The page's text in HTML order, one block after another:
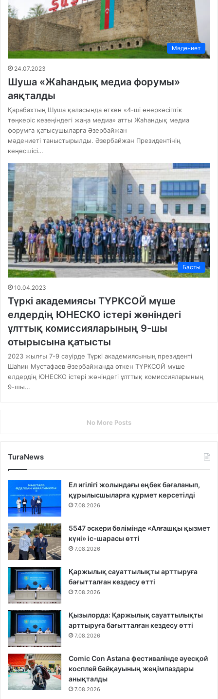
Мәдениет
24.07.2023
Шуша «Жаһандық медиа форумы»
аяқталды
Қарабахтың Шуша қаласында өткен «4-ші өнеркәсіптік
төңкеріс кезеңіндегі жаңа медиа» атты Жаһандық медиа
форумға қатысушыларға Әзербайжан
мәдениеті таныстырылды. Әзербайжан Президентінің
кеңесшісі…
Басты
10.04.2023
Түркі академиясы ТҮРКСОЙ мүше
елдердің ЮНЕСКО істері жөніндегі
ұлттық комиссияларының 9-шы
отырысына қатысты
2023 жылғы 7-9 сәуірде Түркі академиясының президенті
Шаһин Мустафаев Әзербайжанда өткен ТҮРКСОЙ мүше
елдердің ЮНЕСКО істері жөніндегі ұлттық комиссияларының
9-шы…
No More Posts
TuraNews
Ел игілігі жолындағы еңбек бағаланып,
құрылысшыларға құрмет көрсетілді
7.08.2026
5547 әскери бөлімінде «Алғашқы қызмет
күні» іс-шарасы өтті
7.08.2026
Қаржылық сауаттылықты арттыруға
бағытталған кездесу өтті
7.08.2026
Қызылорда: Қаржылық сауаттылықты
арттыруға бағытталған кездесу өтті
7.08.2026
Comic Con Astana фестивалінде әуесқой
косплей байқауының жеңімпаздары
анықталды
7.08.2026